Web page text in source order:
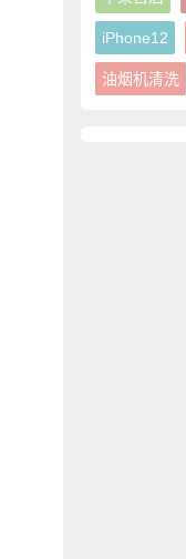
iPhone12
油烟机清洗